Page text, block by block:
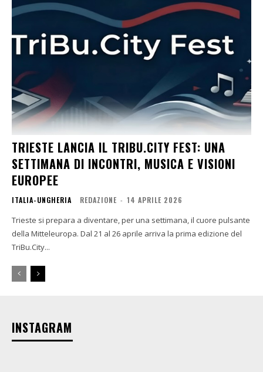
TRIESTE LANCIA IL TRIBU.CITY FEST: UNA
SETTIMANA DI INCONTRI, MUSICA E VISIONI
EUROPEE
ITALIA-UNGHERIA REDAZIONE - 14 APRILE 2026
Trieste si prepara a diventare, per una settimana, il cuore pulsante
della Mitteleuropa. Dal 21 al 26 aprile arriva la prima edizione del
TriBu.City...
INSTAGRAM